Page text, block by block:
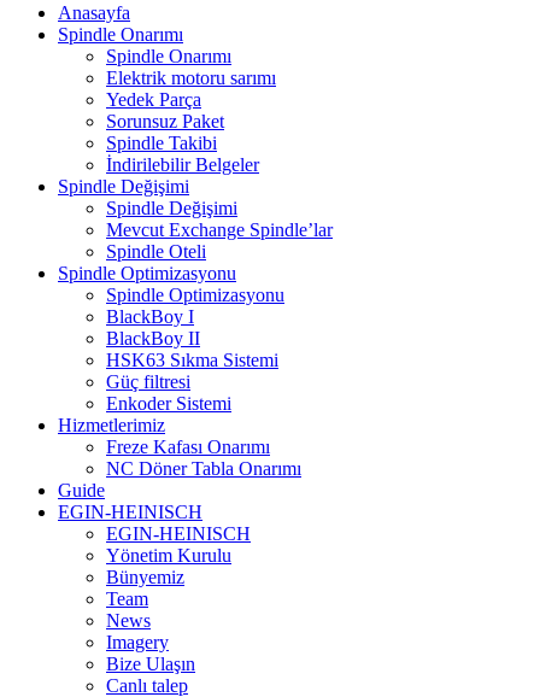
Anasayfa
Spindle Onarımı
Spindle Onarımı
Elektrik motoru sarımı
Yedek Parça
Sorunsuz Paket
Spindle Takibi
İndirilebilir Belgeler
Spindle Değişimi
Spindle Değişimi
Mevcut Exchange Spindle’lar
Spindle Oteli
Spindle Optimizasyonu
Spindle Optimizasyonu
BlackBoy I
BlackBoy II
HSK63 Sıkma Sistemi
Güç filtresi
Enkoder Sistemi
Hizmetlerimiz
Freze Kafası Onarımı
NC Döner Tabla Onarımı
Guide
EGIN-HEINISCH
EGIN-HEINISCH
Yönetim Kurulu
Bünyemiz
Team
News
Imagery
Bize Ulaşın
Canlı talep